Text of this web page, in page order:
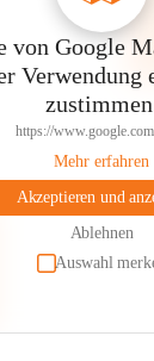
von Google
Verwendung
https://
Mehr erfahren
Akzeptieren und
Ablehnen
Auswahl